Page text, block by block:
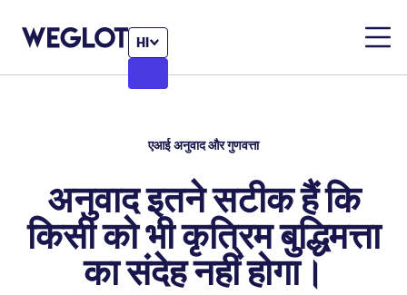
HI
एआई अनुवाद और गुणवत्ता
अनुवाद इतने सटीक हैं कि
किसी को भी कृत्रिम बुद्धिमत्ता
का संदेह नहीं होगा।